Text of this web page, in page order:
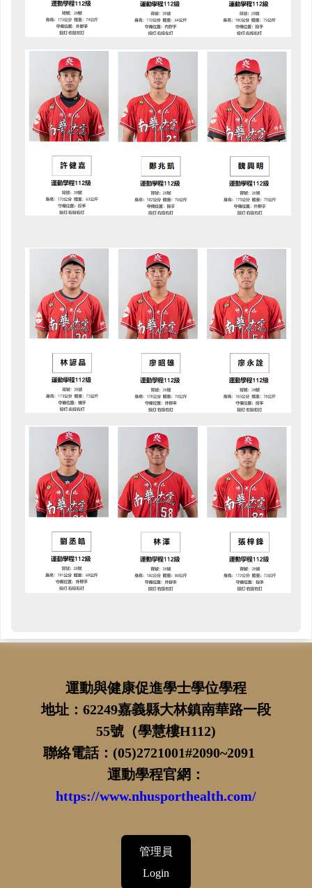
運動與健康促進學士學位學程
地址：62249嘉義縣大林鎮南華路一段
55號（學慧樓H112)
聯絡電話：(05)2721001#2090~2091
運動學程官網：
https://www.nhusporthealth.com/
管理員
Login